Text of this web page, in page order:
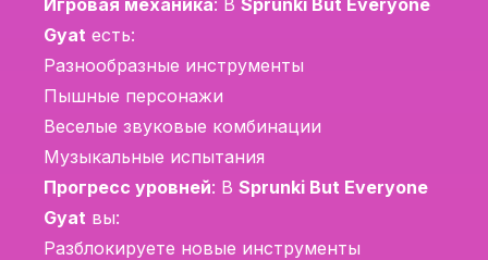
Gyat есть:
Разнообразные инструменты
Пышные персонажи
Веселые звуковые комбинации
Музыкальные испытания
Прогресс уровней: В Sprunki But Everyone
Gyat вы:
Разблокируете новые инструменты